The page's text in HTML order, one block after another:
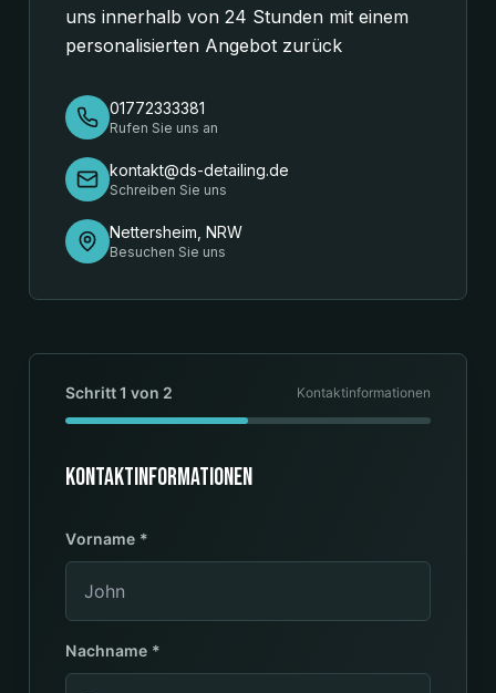
uns innerhalb von 24 Stunden mit einem
personalisierten Angebot zurück
01772333381
Rufen Sie uns an
kontakt@ds-detailing.de
Schreiben Sie uns
Nettersheim, NRW
Besuchen Sie uns
Schritt 1 von 2 Kontaktinformationen
Kontaktinformationen
Vorname *
Nachname *